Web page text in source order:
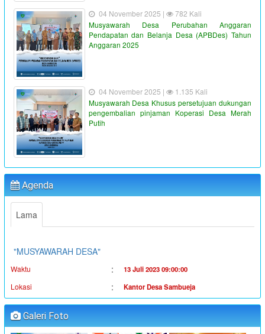
04 November 2025 |
782 Kali
Musyawarah Desa Perubahan Anggaran
Pendapatan dan Belanja Desa (APBDes) Tahun
Anggaran 2025
04 November 2025 |
1.135 Kali
Musyawarah Desa Khusus persetujuan dukungan
pengembalian pinjaman Koperasi Desa Merah
Putih
Agenda
Lama
Waktu
Lokasi : Kantor Desa Sambueja
Koordinator
Waktu
Lokasi : Kantor Desa Sambueja
Koordinator : JUFRI (SEKDES SAMBUEJA)
"MUSYAWARAH DESA"
Galeri Foto